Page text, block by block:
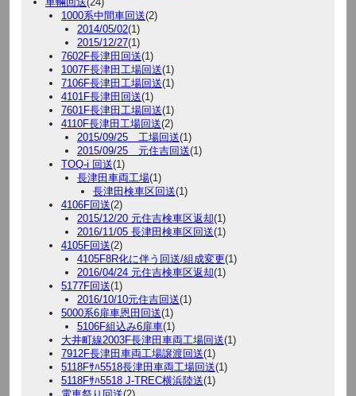
1000系中間車回送(2)
2014/05/02(1)
2015/12/27(1)
7602F長津田回送(1)
1007F長津田工場回送(1)
7106F長津田工場回送(1)
4101F長津田回送(1)
7601F長津田工場回送(1)
4110F長津田工場回送(2)
2015/09/25 工場回送(1)
2015/09/25 元住吉回送(1)
TOQ-i 回送(1)
長津田車両工場(1)
長津田検車区回送(1)
4106F回送(2)
2015/12/20 元住吉検車区返却(1)
2016/11/05 長津田検車区回送(1)
4105F回送(2)
4105F8R化に伴う回送/組成変更(1)
2016/04/24 元住吉検車区返却(1)
5177F回送(1)
2016/10/10元住吉回送(1)
5000系6扉車恩田回送(1)
5106F組込み6扉車(1)
大井町線2003F長津田車両工場回送(1)
7912F長津田車両工場譲渡回送(1)
5118Fｻﾊ5518長津田車両工場回送(1)
5118Fｻﾊ5518 J-TREC横浜陸送(1)